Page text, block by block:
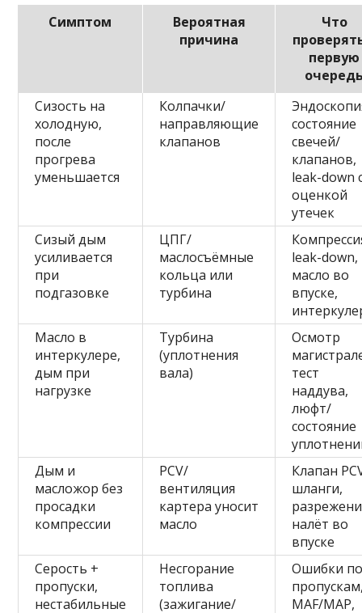
Симптом
Вероятная
причина
Что
первую
Сизость на
холодную,
после
прогрева
уменьшается
Колпачки/
направляющие
клапанов
состояние
свечей/
клапанов,
leak-down
оценкой
утечек
Сизый дым
усиливается
при
подгазовке
ЦПГ/
маслосъёмные
кольца или
турбина
leak-down,
масло во
впуске,
Масло в
интеркулере,
дым при
нагрузке
Турбина
(уплотнения
вала)
Осмотр
тест
наддува,
люфт/
состояние
Дым и
масложор без
просадки
компрессии
PCV/
вентиляция
картера уносит
масло
Клапан
шланги,
налёт во
впуске
Серость +
пропуски,
нестабильные
Несгорание
топлива
(зажигание/
Ошибки
MAF/MAP,